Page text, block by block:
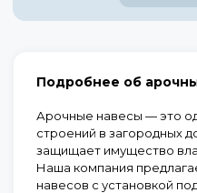
Подробнее об
Арочные навесы — это
строений в загородных
защищает имущество
Наша компания
навесов с установкой